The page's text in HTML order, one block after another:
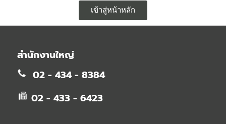
เข้าสู่หน้าหลัก
สำนักงานใหญ่
02 - 434 - 8384
02 - 433 - 6423